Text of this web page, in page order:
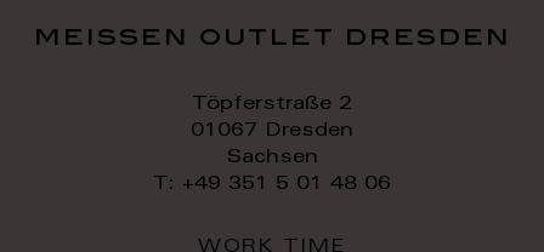
meissen outlet dresden
Töpferstraße 2
01067 Dresden
Sachsen
T: +49 351 5 01 48 06
WORK TIME